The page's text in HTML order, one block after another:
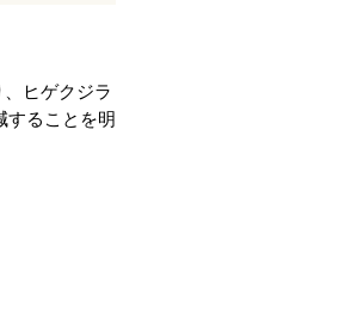
ヒゲクジラ
することを明